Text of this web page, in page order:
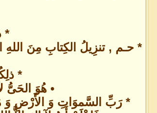
*
* حـم , تنزِيلُ الكِتابِ مِنَ اللهِ
*
• هُوَ الحَىُّ
* رَبِّ السَّموَاتِ وَ الأَرْضِ وَ مَا